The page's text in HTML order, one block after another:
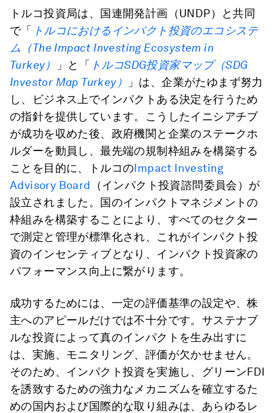
トルコ投資局は、国連開発計画（UNDP）と共同
で「
トルコにおけるインパクト投資のエコシステ
ム（The Impact Investing Ecosystem in
Turkey） 」と「 トルコSDG投資家マップ（SDG
Investor Map Turkey）
」は、企業がたゆまず努力
し、ビジネス上でインパクトある決定を行うため
の指針を提供しています。こうしたイニシアチブ
が成功を収めた後、政府機関と企業のステークホ
ルダーを動員し、最先端の規制枠組みを構築する
ことを目的に、トルコのImpact Investing
Advisory Board （インパクト投資諮問委員会）が
設立されました。国のインパクトマネジメントの
枠組みを構築することにより、すべてのセクター
で測定と管理が標準化され、これがインパクト投
資のインセンティブとなり、インパクト投資家の
パフォーマンス向上に繋がります。
成功するためには、一定の評価基準の設定や、株
主へのアピールだけでは不十分です。サステナブ
ルな投資によって真のインパクトを生み出すに
は、実施、モニタリング、評価が欠かせません。
そのため、インパクト投資を実施し、グリーンFDI
を誘致するための強力なメカニズムを確立するた
めの国内および国際的な取り組みは、あらゆるレ